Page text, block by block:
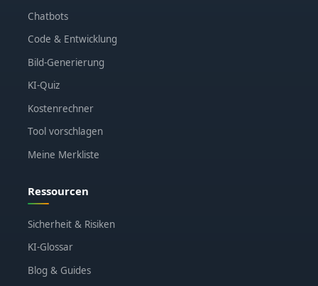
Chatbots
Code & Entwicklung
Bild-Generierung
KI-Quiz
Kostenrechner
Tool vorschlagen
Meine Merkliste
Ressourcen
Sicherheit & Risiken
KI-Glossar
Blog & Guides